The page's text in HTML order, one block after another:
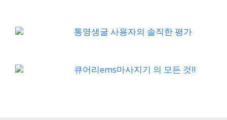
통영생굴 사용자의 솔직한 평가
큐어리ems마사지기 의 모든 것!!